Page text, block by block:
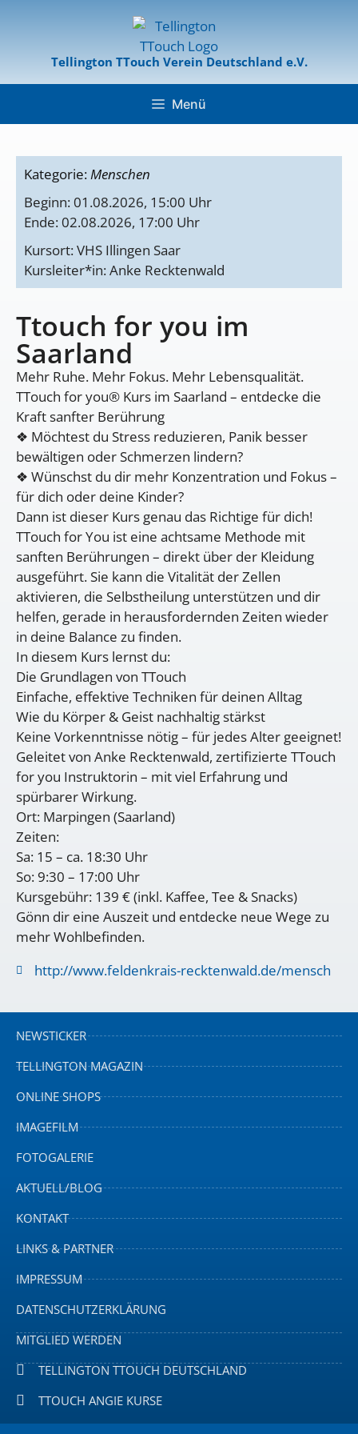
Tellington TTouch Verein Deutschland e.V.
Menü
Kategorie:Menschen
Beginn: 01.08.2026, 15:00 Uhr
Ende: 02.08.2026, 17:00 Uhr
Kursort: VHS Illingen Saar
Kursleiter*in: Anke Recktenwald
Ttouch for you im
Saarland
Mehr Ruhe. Mehr Fokus. Mehr Lebensqualität.
TTouch for you® Kurs im Saarland – entdecke die
Kraft sanfter Berührung
❖ Möchtest du Stress reduzieren, Panik besser
bewältigen oder Schmerzen lindern?
❖ Wünschst du dir mehr Konzentration und Fokus –
für dich oder deine Kinder?
Dann ist dieser Kurs genau das Richtige für dich!
TTouch for You ist eine achtsame Methode mit
sanften Berührungen – direkt über der Kleidung
ausgeführt. Sie kann die Vitalität der Zellen
aktivieren, die Selbstheilung unterstützen und dir
helfen, gerade in herausfordernden Zeiten wieder
in deine Balance zu finden.
In diesem Kurs lernst du:
Die Grundlagen von TTouch
Einfache, effektive Techniken für deinen Alltag
Wie du Körper & Geist nachhaltig stärkst
Keine Vorkenntnisse nötig – für jedes Alter geeignet!
Geleitet von Anke Recktenwald, zertifizierte TTouch
for you Instruktorin – mit viel Erfahrung und
spürbarer Wirkung.
Ort: Marpingen (Saarland)
Zeiten:
Sa: 15 – ca. 18:30 Uhr
So: 9:30 – 17:00 Uhr
Kursgebühr: 139 € (inkl. Kaffee, Tee & Snacks)
Gönn dir eine Auszeit und entdecke neue Wege zu
mehr Wohlbefinden.
http://www.feldenkrais-recktenwald.de/mensch
NEWSTICKER
TELLINGTON MAGAZIN
ONLINE SHOPS
IMAGEFILM
FOTOGALERIE
AKTUELL/BLOG
KONTAKT
LINKS & PARTNER
IMPRESSUM
DATENSCHUTZERKLÄRUNG
MITGLIED WERDEN
TELLINGTON TTOUCH DEUTSCHLAND
TTOUCH ANGIE KURSE